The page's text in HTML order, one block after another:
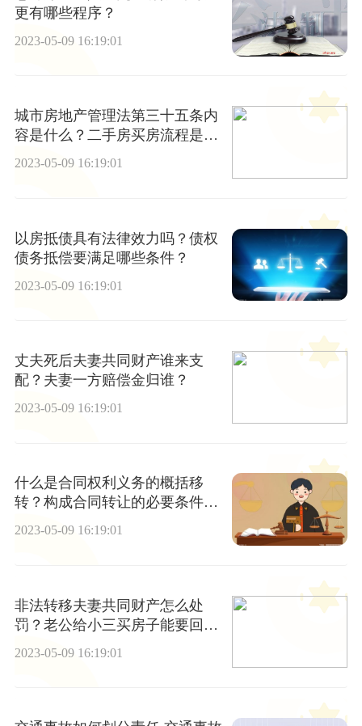
更有哪些程序？
2023-05-09 16:19:01
城市房地产管理法第三十五条内
容是什么？二手房买房流程是什
么样的？购买二手房的步骤有哪
2023-05-09 16:19:01
以房抵债具有法律效力吗？债权
债务抵偿要满足哪些条件？
2023-05-09 16:19:01
丈夫死后夫妻共同财产谁来支
配？夫妻一方赔偿金归谁？
2023-05-09 16:19:01
什么是合同权利义务的概括移
转？构成合同转让的必要条件有
哪些？
2023-05-09 16:19:01
非法转移夫妻共同财产怎么处
罚？老公给小三买房子能要回
2023-05-09 16:19:01